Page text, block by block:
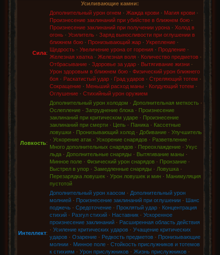
Усиливающие камни:
Сила:
Дополнительный урон огнем · Жажда крови· Магия крови·
Произнесение заклинаний при убийстве в ближнем бою·
Произнесение заклинаний при получении урона· Холод в
огонь· Усилитель· Заряд выносливости при оглушении в
ближнем бою· Пронизывающий жар· Укрепление·
Щедрость· Увеличение урона от горения· Продление·
Железная хватка· Железная воля· Количество предметов·
Отбрасывание· Здоровье за удар· Вытягивание жизни·
Урон здоровым в ближнем бою· Физический урон ближнего
боя· Раскатистый удар· Град ударов· Стреляющий тотем ·
Сокращение· Меньший расход маны · Колдующий тотем ·
Оглушение· Стихийный урон оружием
Ловкость:
Дополнительный урон холодом · Дополнительная меткость ·
Ослепление· Затруднение блока· Произнесение
заклинаний при критическом ударе· Произнесение
заклинаний при смерти· Цепь · Паника· Кассетные
ловушки· Пронизывающий холод· Добивание· Улучшитель
· Ускорение атак· Ускорение снарядов· Разветвление·
Много дополнительных снарядов· Переохлаждение· Укус
льда· Дополнительные снаряды · Вытягивание маны ·
Минное поле· Физический урон снарядов· Пронзание·
Выстрел в упор· Замедленные снаряды · Ловушка·
Перезарядка ловушек· Урон ловушек и мин· Манимуляция
пустотой
Интеллект:
Дополнительный урон хаосом · Дополнительный урон
молнией· Произнесение заклинаний при оглушении· Шанс
поджечь· Средоточение· Проклятый удар· Концентрация
стихий· Разгул стихий· Наставник· Ускоренное
произнесение заклинаний· Расширенная область действия
· Усиление критических ударов· Учащение критических
ударов· Озарение· Редкость предметов· Пронизывающие
молнии· Минное поле· Стойкость прислужников и тотемов
к стихиям · Урон прислужников· Жизнь прислужников·